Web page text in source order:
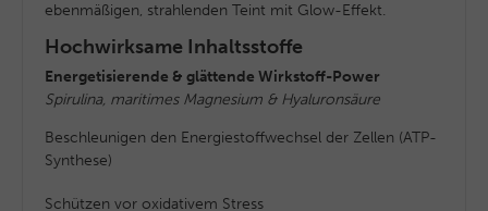
ebenmäßigen, strahlenden Teint mit Glow-Effekt.
Hochwirksame Inhaltsstoffe
Energetisierende & glättende Wirkstoff-Power
Spirulina, maritimes Magnesium & Hyaluronsäure
Beschleunigen den Energiestoffwechsel der Zellen (ATP-
Synthese)
Schützen vor oxidativem Stress